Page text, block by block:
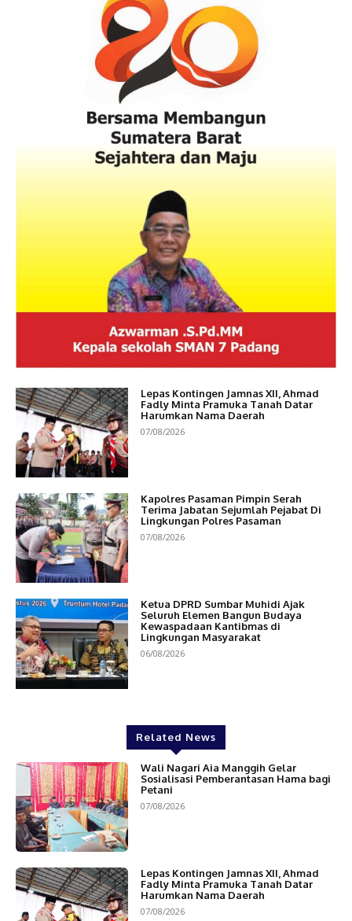
Lepas Kontingen Jamnas XII, Ahmad
Fadly Minta Pramuka Tanah Datar
Harumkan Nama Daerah
07/08/2026
Kapolres Pasaman Pimpin Serah
Terima Jabatan Sejumlah Pejabat Di
Lingkungan Polres Pasaman
07/08/2026
Ketua DPRD Sumbar Muhidi Ajak
Seluruh Elemen Bangun Budaya
Kewaspadaan Kantibmas di
Lingkungan Masyarakat
06/08/2026
Related News
Wali Nagari Aia Manggih Gelar
Sosialisasi Pemberantasan Hama bagi
Petani
07/08/2026
Lepas Kontingen Jamnas XII, Ahmad
Fadly Minta Pramuka Tanah Datar
Harumkan Nama Daerah
07/08/2026